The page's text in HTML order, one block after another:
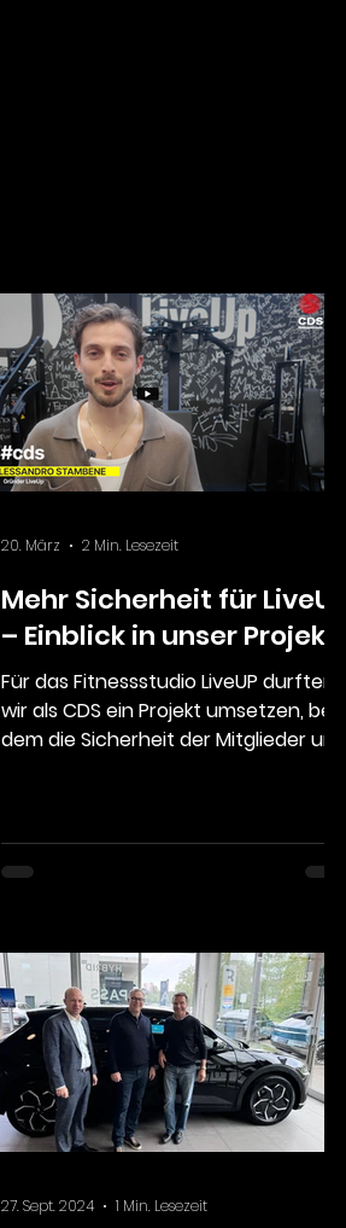
Mehr Sicherheit für LiveUP
– Einblick in unser Projekt
Für das Fitnessstudio LiveUP durften
wir als CDS ein Projekt umsetzen, bei
dem die Sicherheit der Mitglieder und
20. März 2 Min. Lesezeit
27. Sept. 2024 1 Min. Lesezeit